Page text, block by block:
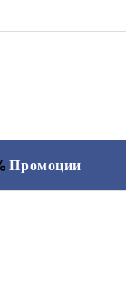
Промоции